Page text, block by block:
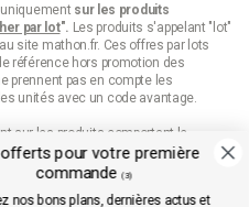
sur les produits
par lot". Les produits s'appelant "lot"
site mathon.fr. Ces offres par lots
référence hors promotion des
prennent pas en compte les
unités avec un code avantage.
sur les produits comportant le
définitif de leur stock.
sur mathon.fr dès 99€
le code qui est envoyé par
pour votre première
commande (3)
nos bons plans, dernières actus et